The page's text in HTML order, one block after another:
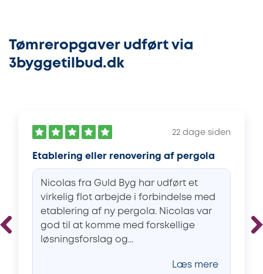
Tømreropgaver udført via
3byggetilbud.dk
22 dage siden
Etablering eller renovering af pergola
Nicolas fra Guld Byg har udført et
virkelig flot arbejde i forbindelse med
etablering af ny pergola. Nicolas var
god til at komme med forskellige
løsningsforslag og...
Læs mere